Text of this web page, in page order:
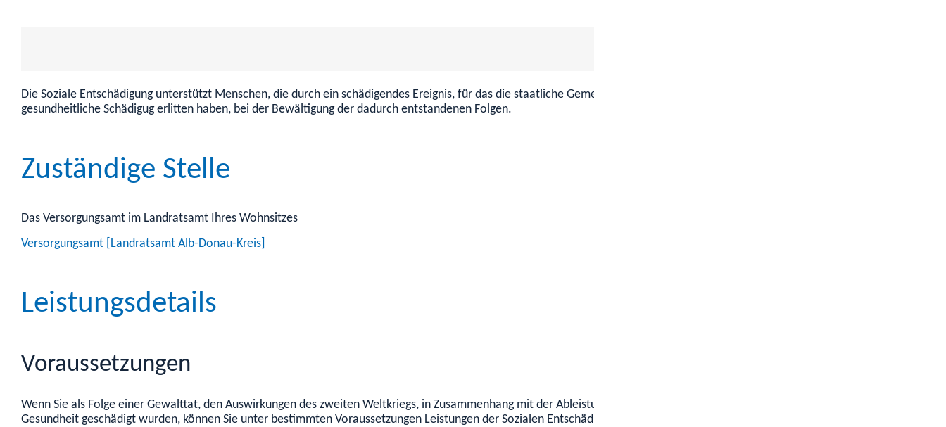
Die Soziale Entschädigung unterstützt Menschen, die durch ein schädigendes Ereignis, für das die staatliche Gemeinschaft eine besondere Verantwortung trägt, eine
gesundheitliche Schädigug erlitten haben, bei der Bewältigung der dadurch entstandenen Folgen.
Zuständige Stelle
Das Versorgungsamt im Landratsamt Ihres Wohnsitzes
Versorgungsamt [Landratsamt Alb-Donau-Kreis]
Leistungsdetails
Voraussetzungen
Wenn Sie als Folge einer Gewalttat, den Auswirkungen des zweiten Weltkriegs, in Zusammenhang mit der Ableistung des Zivildienstes
Gesundheit geschädigt wurden, können Sie unter bestimmten Voraussetzungen Leistungen der Sozialen Entschädigung erhalten. Die Soziale Entschädigung unterstützt Menschen,